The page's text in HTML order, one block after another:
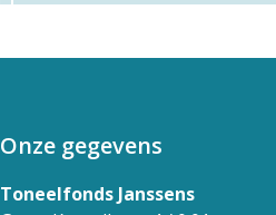
Onze gegevens
Toneelfonds Janssens